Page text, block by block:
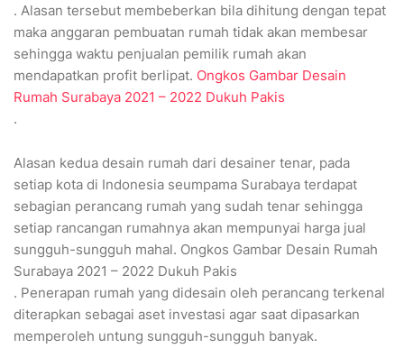
. Alasan tersebut membeberkan bila dihitung dengan tepat
maka anggaran pembuatan rumah tidak akan membesar
sehingga waktu penjualan pemilik rumah akan
mendapatkan profit berlipat. Ongkos Gambar Desain
Rumah Surabaya 2021 – 2022 Dukuh Pakis
.
Alasan kedua desain rumah dari desainer tenar, pada
setiap kota di Indonesia seumpama Surabaya terdapat
sebagian perancang rumah yang sudah tenar sehingga
setiap rancangan rumahnya akan mempunyai harga jual
sungguh-sungguh mahal. Ongkos Gambar Desain Rumah
Surabaya 2021 – 2022 Dukuh Pakis
. Penerapan rumah yang didesain oleh perancang terkenal
diterapkan sebagai aset investasi agar saat dipasarkan
memperoleh untung sungguh-sungguh banyak.